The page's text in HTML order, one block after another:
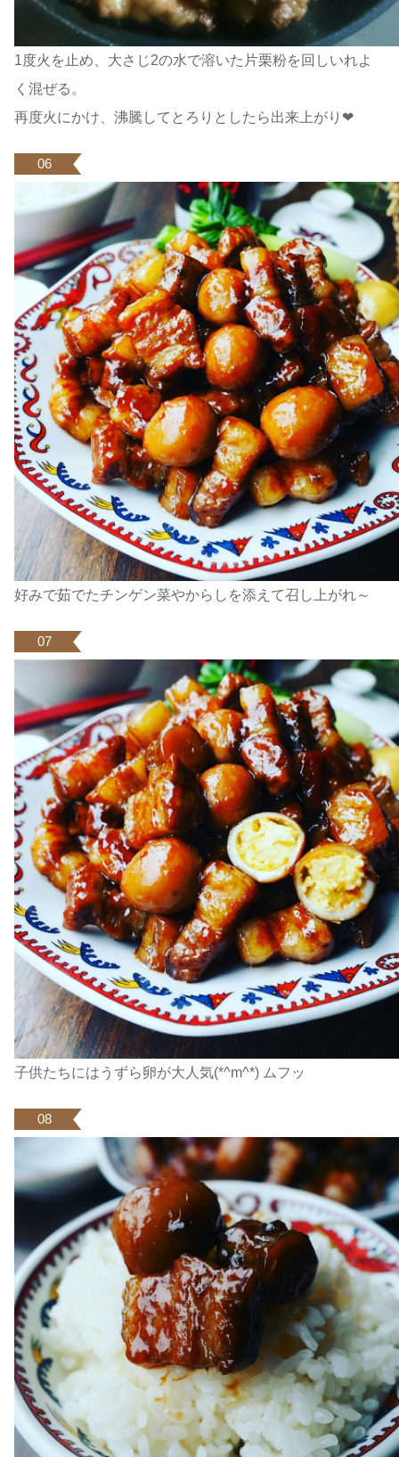
1度火を止め、大さじ2の水で溶いた片栗粉を回しいれよ
く混ぜる。
再度火にかけ、沸騰してとろりとしたら出来上がり❤
06
好みで茹でたチンゲン菜やからしを添えて召し上がれ～
07
子供たちにはうずら卵が大人気(*^m^*) ムフッ
08